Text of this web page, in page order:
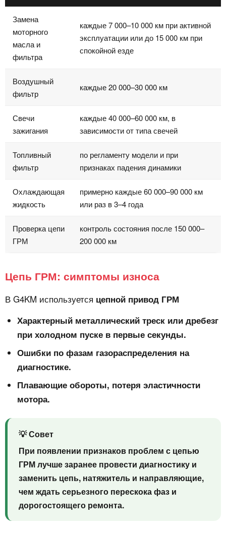
Замена
моторного
масла и
фильтра
каждые 7 000–10 000 км при активной
эксплуатации или до 15 000 км при
спокойной езде
Воздушный
фильтр
каждые 20 000–30 000 км
Свечи
зажигания
каждые 40 000–60 000 км, в
зависимости от типа свечей
Топливный
фильтр
по регламенту модели и при
признаках падения динамики
Охлаждающая
жидкость
примерно каждые 60 000–90 000 км
или раз в 3–4 года
Проверка цепи
ГРМ
контроль состояния после 150 000–
200 000 км
Цепь ГРМ: симптомы износа
В G4KM используется цепной привод ГРМ
Характерный металлический треск или дребезг
при холодном пуске в первые секунды.
Ошибки по фазам газораспределения на
диагностике.
Плавающие обороты, потеря эластичности
мотора.
💡 Совет
При появлении признаков проблем с цепью
ГРМ лучше заранее провести диагностику и
заменить цепь, натяжитель и направляющие,
чем ждать серьезного перескока фаз и
дорогостоящего ремонта.